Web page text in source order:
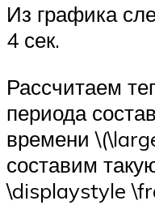
Из графика
4 сек.
Рассчитаем
периода
времени
составим
\displaystyle